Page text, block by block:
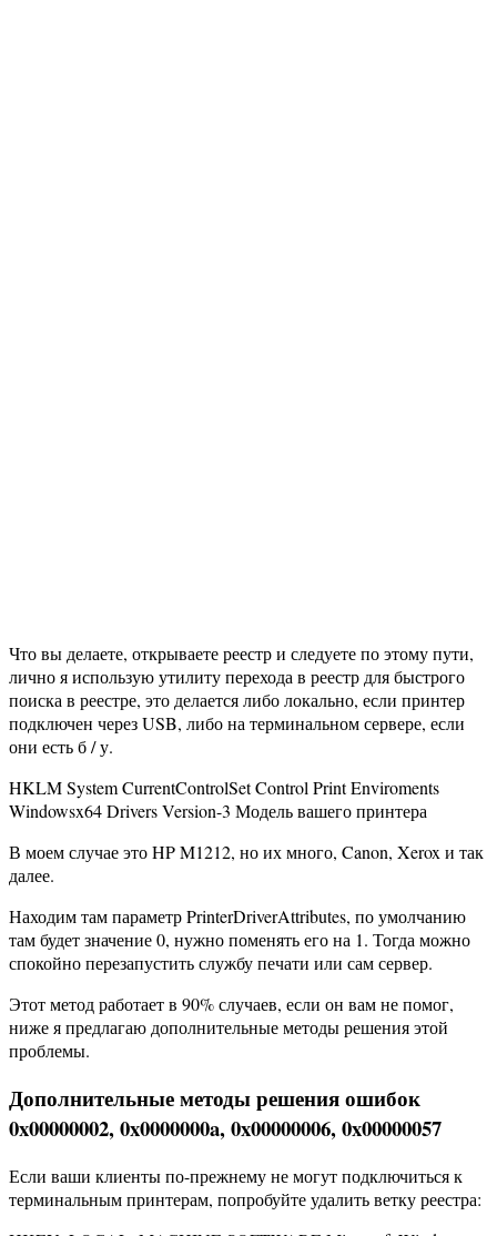
Что вы делаете, открываете реестр и следуете по этому пути,
лично я использую утилиту перехода в реестр для быстрого
поиска в реестре, это делается либо локально, если принтер
подключен через USB, либо на терминальном сервере, если
они есть б / у.
HKLM System CurrentControlSet Control Print Enviroments
Windowsx64 Drivers Version-3 Модель вашего принтера
В моем случае это HP M1212, но их много, Canon, Xerox и так
далее.
Находим там параметр PrinterDriverAttributes, по умолчанию
там будет значение 0, нужно поменять его на 1. Тогда можно
спокойно перезапустить службу печати или сам сервер.
Этот метод работает в 90% случаев, если он вам не помог,
ниже я предлагаю дополнительные методы решения этой
проблемы.
Дополнительные методы решения ошибок
0x00000002, 0x0000000a, 0x00000006, 0x00000057
Если ваши клиенты по-прежнему не могут подключиться к
терминальным принтерам, попробуйте удалить ветку реестра: